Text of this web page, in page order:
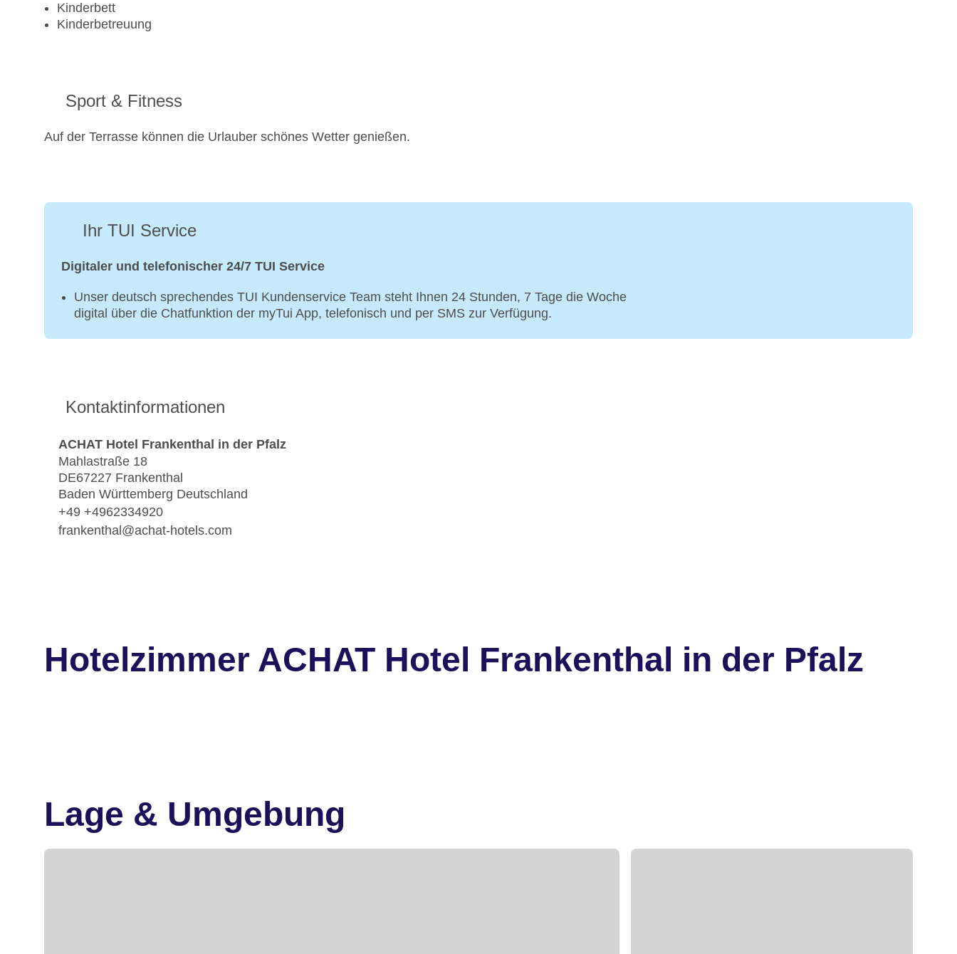
Kinderbett
Kinderbetreuung
Sport & Fitness
Auf der Terrasse können die Urlauber schönes Wetter genießen.
Ihr TUI Service
Digitaler und telefonischer 24/7 TUI Service
Unser deutsch sprechendes TUI Kundenservice Team steht Ihnen 24 Stunden, 7 Tage die Woche
digital über die Chatfunktion der myTui App, telefonisch und per SMS zur Verfügung.
Kontaktinformationen
ACHAT Hotel Frankenthal in der Pfalz
Mahlastraße 18
DE67227 Frankenthal
Baden Württemberg Deutschland
+49 +4962334920
frankenthal@achat-hotels.com
Hotelzimmer ACHAT Hotel Frankenthal in der Pfalz
Lage & Umgebung